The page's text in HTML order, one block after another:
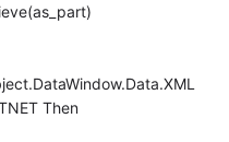
Then